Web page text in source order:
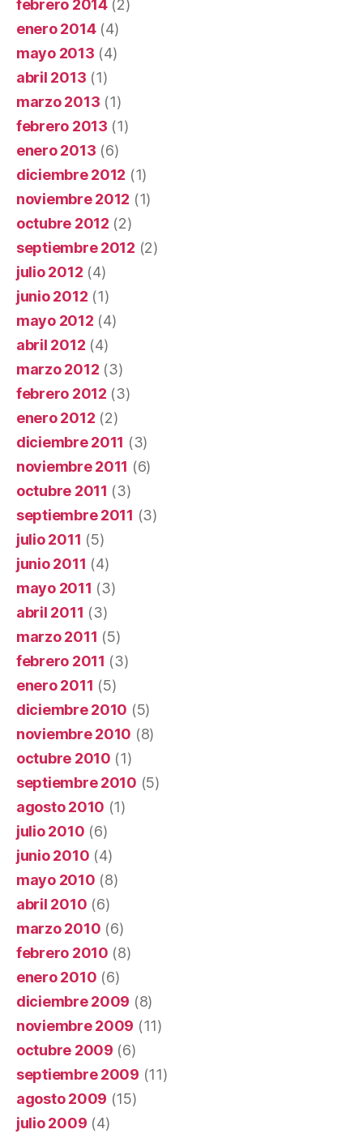
febrero 2014(2)
enero 2014(4)
mayo 2013 (4)
abril 2013 (1)
marzo 2013 (1)
febrero 2013 (1)
enero 2013 (6)
diciembre 2012 (1)
noviembre 2012 (1)
octubre 2012 (2)
septiembre 2012 (2)
julio 2012 (4)
junio 2012 (1)
mayo 2012 (4)
abril 2012 (4)
marzo 2012 (3)
febrero 2012 (3)
enero 2012 (2)
diciembre 2011 (3)
noviembre 2011 (6)
octubre 2011 (3)
septiembre 2011 (3)
julio 2011 (5)
junio 2011 (4)
mayo 2011 (3)
abril 2011 (3)
marzo 2011 (5)
febrero 2011 (3)
enero 2011 (5)
diciembre 2010 (5)
noviembre 2010 (8)
octubre 2010 (1)
septiembre 2010 (5)
agosto 2010 (1)
julio 2010 (6)
junio 2010 (4)
mayo 2010 (8)
abril 2010 (6)
marzo 2010 (6)
febrero 2010 (8)
enero 2010 (6)
diciembre 2009 (8)
noviembre 2009 (11)
octubre 2009 (6)
septiembre 2009 (11)
agosto 2009 (15)
julio 2009 (4)